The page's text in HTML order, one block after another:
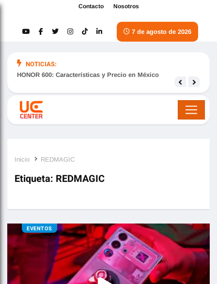
Contacto Nosotros
7 de agosto de 2026
NOTICIAS:
HONOR 600: Características y Precio en México
Inicio REDMAGIC
Etiqueta: REDMAGIC
EVENTOS